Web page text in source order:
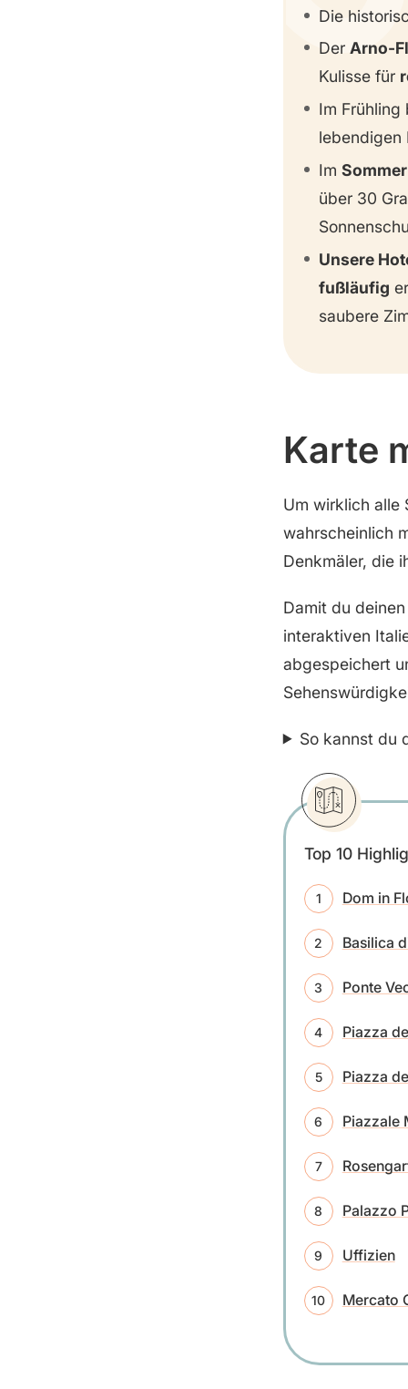
Die
Der Arno-
Kulisse für
Im Frühling
lebendigen
Im Sommer
über 30
Unsere
fußläufig
saubere
Karte
Um wirklich alle
wahrscheinlich
Denkmäler, die
Damit du
interaktiven
abgespeichert
So kannst du
Top 10
Dom in
Basilica
Ponte
Piazza
Piazza
Piazzale
Palazzo
Uffizien
Mercato